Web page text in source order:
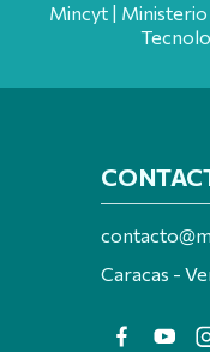
Mincyt |
Caracas -